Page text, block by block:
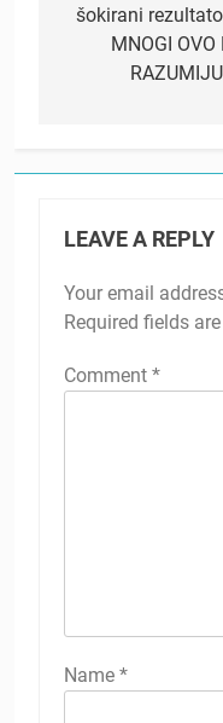
šokirani
MNOGI OVO
RAZUMIJU
LEAVE A REPLY
Your email
Required fields
Comment *
Name *